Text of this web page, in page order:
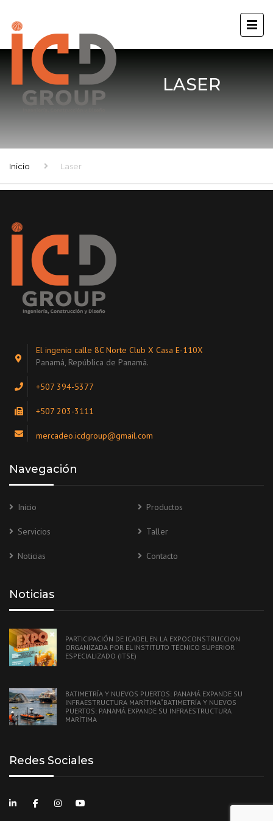
LASER
Inicio Laser
El ingenio calle 8C Norte Club X Casa E-110X
Panamá, República de Panamá.
+507 394-5377
+507 203-3111
mercadeo.icdgroup@gmail.com
Navegación
Inicio Productos
Servicios Taller
Noticias Contacto
Noticias
PARTICIPACIÓN DE ICADEL EN LA EXPOCONSTRUCCION
ORGANIZADA POR EL INSTITUTO TÉCNICO SUPERIOR
ESPECIALIZADO (ITSE)
BATIMETRÍA Y NUEVOS PUERTOS: PANAMÁ EXPANDE SU
INFRAESTRUCTURA MARÍTIMA“BATIMETRÍA Y NUEVOS
PUERTOS: PANAMÁ EXPANDE SU INFRAESTRUCTURA
MARÍTIMA
Redes Sociales